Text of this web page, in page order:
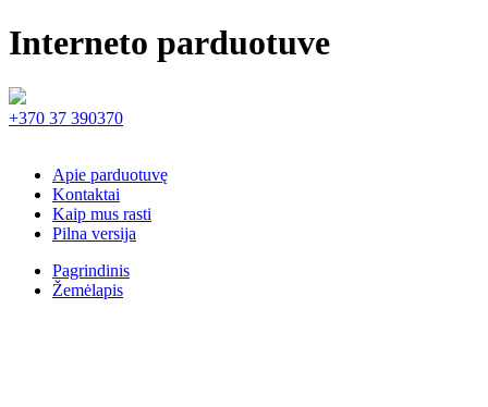
Interneto parduotuve
+370 37 390370
Apie parduotuvę
Kontaktai
Kaip mus rasti
Pilna versija
Pagrindinis
Žemėlapis